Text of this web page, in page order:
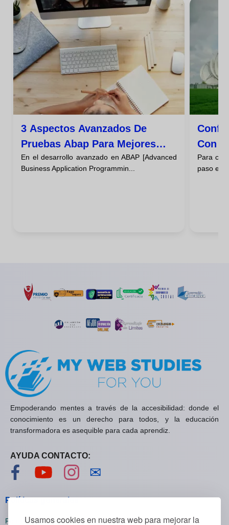
Usamos cookies en nuestra web para mejorar la
3 Aspectos Avanzados De
Pruebas Abap Para Mejores
Programas
En el desarrollo avanzado en ABAP [Advanced
Business Application Programmin...
Con
Para
paso es
Empoderando mentes a través de la accesibilidad: donde el
conocimiento es un derecho para todos, y la educación
transformadora es asequible para cada aprendiz.
AYUDA CONTACTO:
Visítanos en Facebook
Visítanos en YouTube
Visítanos en Instagram
✉
Políticas generales
Políticas de privacidad